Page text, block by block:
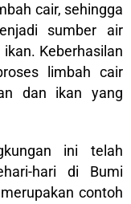
cair, sehingga
sumber air
Keberhasilan
limbah cair
dan ikan yang
ini telah
hari di Bumi
contoh